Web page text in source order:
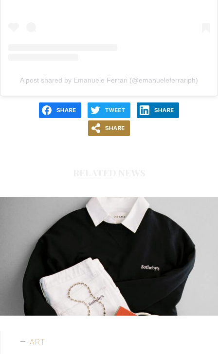
A post shared by Emanuele Ferrari (@emanueleferrariph)
ART